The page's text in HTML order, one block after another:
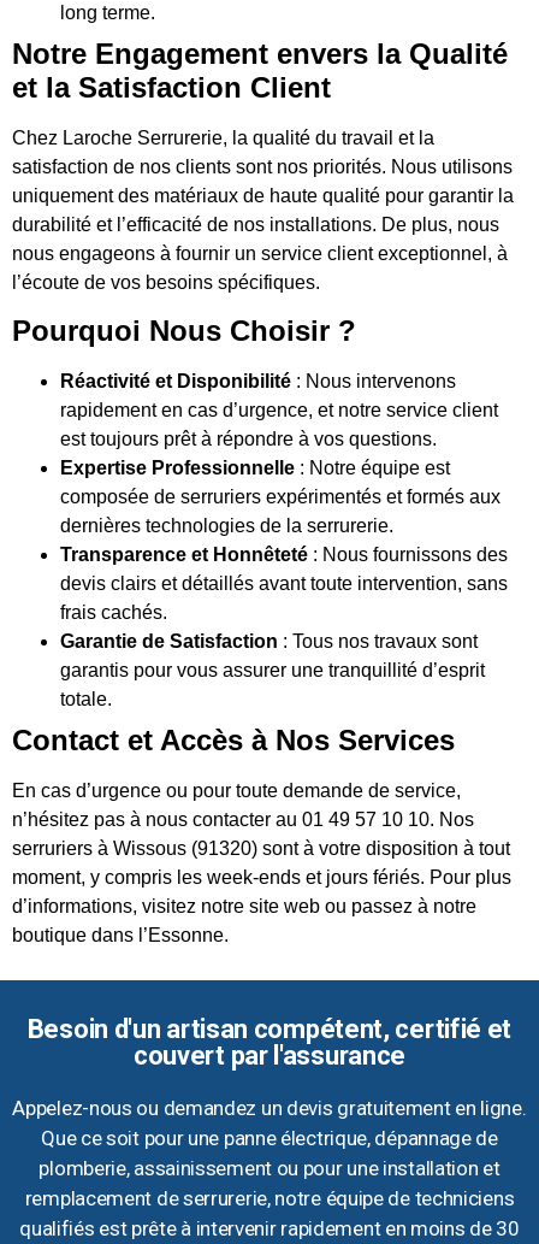
long terme.
Notre Engagement envers la Qualité
et la Satisfaction Client
Chez Laroche Serrurerie, la qualité du travail et la
satisfaction de nos clients sont nos priorités. Nous utilisons
uniquement des matériaux de haute qualité pour garantir la
durabilité et l’efficacité de nos installations. De plus, nous
nous engageons à fournir un service client exceptionnel, à
l’écoute de vos besoins spécifiques.
Pourquoi Nous Choisir ?
Réactivité et Disponibilité : Nous intervenons
rapidement en cas d’urgence, et notre service client
est toujours prêt à répondre à vos questions.
Expertise Professionnelle : Notre équipe est
composée de serruriers expérimentés et formés aux
dernières technologies de la serrurerie.
Transparence et Honnêteté : Nous fournissons des
devis clairs et détaillés avant toute intervention, sans
frais cachés.
Garantie de Satisfaction : Tous nos travaux sont
garantis pour vous assurer une tranquillité d’esprit
totale.
Contact et Accès à Nos Services
En cas d’urgence ou pour toute demande de service,
n’hésitez pas à nous contacter au 01 49 57 10 10. Nos
serruriers à Wissous (91320) sont à votre disposition à tout
moment, y compris les week-ends et jours fériés. Pour plus
d’informations, visitez notre site web ou passez à notre
boutique dans l’Essonne.
Besoin d'un artisan compétent, certifié et
couvert par l'assurance
Appelez-nous ou demandez un devis gratuitement en ligne.
Que ce soit pour une panne électrique, dépannage de
plomberie, assainissement ou pour une installation et
remplacement de serrurerie, notre équipe de techniciens
qualifiés est prête à intervenir rapidement en moins de 30